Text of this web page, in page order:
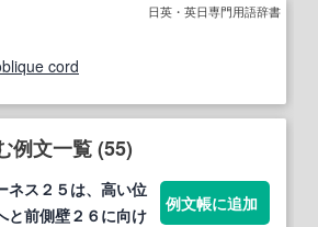
日英・英日専門用語辞書
cord
例文一覧 (55)
ネス２５は、高い位
と前側壁２６に向け
例文帳に追加